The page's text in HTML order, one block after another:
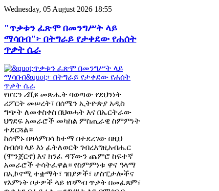
Wednesday, 05 August 2026 18:55
"ጥቃቱን ፈጽሞ በመንግሥት ላይ
ማሳበብ"፦ በትግራይ የታቀደው የሐሰት
ጥቃት ሴራ
የሆርን ሪቪዩ መጽሔት ባወጣው የደህንነት
ሪፖርት መሠረት፣ በሰሜን ኢትዮጵያ አዲስ
ግጭት ለመቀስቀስ በህወሓት እና በኤርትራው
ህግደፍ አመራሮች መካከል ምስጢራዊ ስምምነት
ተደርጓል።
ከሰሞኑ በዛላምበሳ ከተማ በተደረገው በዚህ
ስብሰባ ላይ እነ ፈትለወርቅ ገብረእግዚአብሔር
(ሞንጀርኖ) እና ክንፈ ዳኘውን ጨምሮ ከፍተኛ
አመራሮች ተሳትፈዋል። የስምምነቱ ዋና ዓላማ
በኢኮኖሚ ተቋማት፣ ገበያዎች፣ ሆስፒታሎችና
የእምነት ቦታዎች ላይ የቦምብ ጥቃት በመፈጸም፣